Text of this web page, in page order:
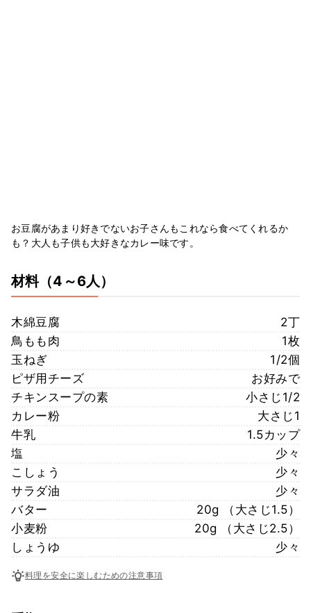
お豆腐があまり好きでないお子さんもこれなら食べてくれるか
も？大人も子供も大好きなカレー味です。
材料（4～6人）
木綿豆腐
2丁
鳥もも肉
1枚
玉ねぎ
1/2個
ピザ用チーズ
お好みで
チキンスープの素
小さじ1/2
カレー粉
大さじ1
牛乳
1.5カップ
塩
少々
こしょう
少々
サラダ油
少々
バター
20g （大さじ1.5）
小麦粉
20g （大さじ2.5）
しょうゆ
少々
料理を安全に楽しむための注意事項